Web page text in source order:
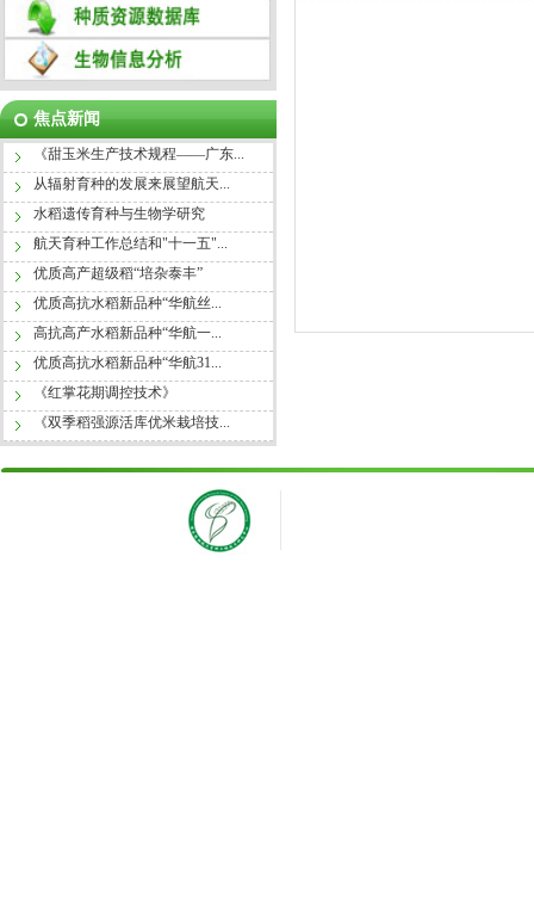
焦点新闻
《甜玉米生产技术规程——广东...
从辐射育种的发展来展望航天...
水稻遗传育种与生物学研究
航天育种工作总结和"十一五"...
优质高产超级稻“培杂泰丰”
优质高抗水稻新品种“华航丝...
高抗高产水稻新品种“华航一...
优质高抗水稻新品种“华航31...
《红掌花期调控技术》
《双季稻强源活库优米栽培技...